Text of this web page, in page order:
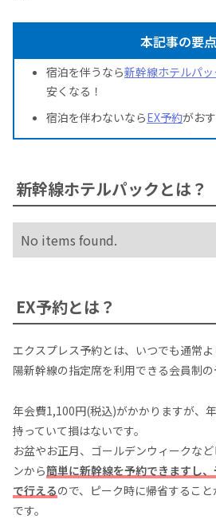
本記事の要点
宿泊を伴うなら新幹線ホテルパッ
安くなる！
宿泊を伴わないならEX予約がお
新幹線ホテルパックとは？
No items found.
EX予約とは？
エクスプレス予約とは、いつでも通常
陽新幹線の指定席を利用できる会員制の
年会費1,100円(税込)がかかりますが、
持っていて損はないです。
お盆やお正月、ゴールデンウィークな
ンから簡単に新幹線を予約できますし
で行えるので、ピーク時に帰省するこ
です。